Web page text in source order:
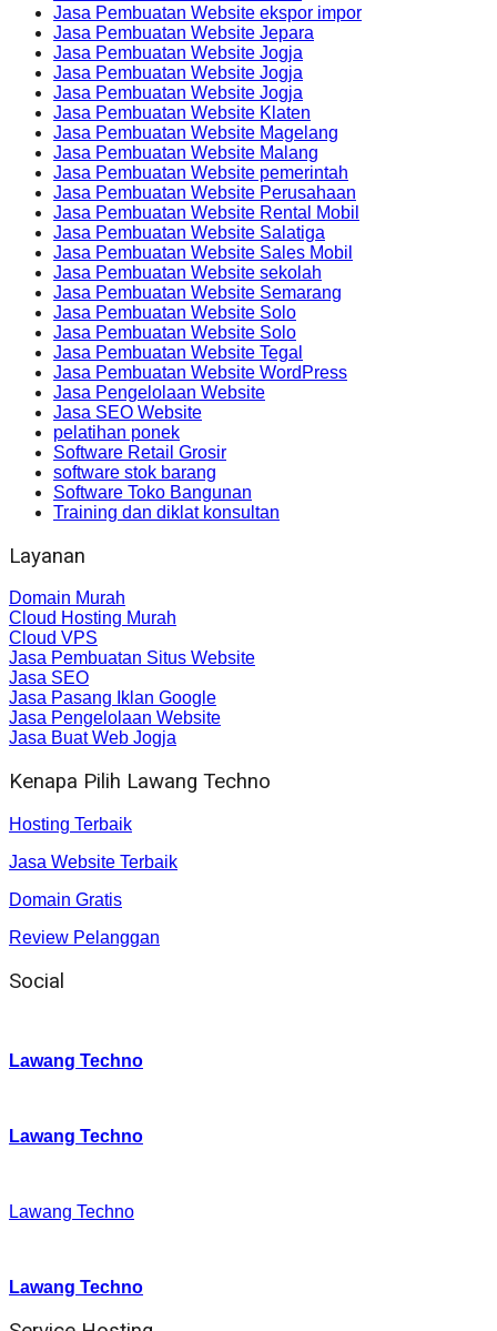
Jasa Pembuatan Website ekspor impor
Jasa Pembuatan Website Jepara
Jasa Pembuatan Website Jogja
Jasa Pembuatan Website Jogja
Jasa Pembuatan Website Jogja
Jasa Pembuatan Website Klaten
Jasa Pembuatan Website Magelang
Jasa Pembuatan Website Malang
Jasa Pembuatan Website pemerintah
Jasa Pembuatan Website Perusahaan
Jasa Pembuatan Website Rental Mobil
Jasa Pembuatan Website Salatiga
Jasa Pembuatan Website Sales Mobil
Jasa Pembuatan Website sekolah
Jasa Pembuatan Website Semarang
Jasa Pembuatan Website Solo
Jasa Pembuatan Website Solo
Jasa Pembuatan Website Tegal
Jasa Pembuatan Website WordPress
Jasa Pengelolaan Website
Jasa SEO Website
pelatihan ponek
Software Retail Grosir
software stok barang
Software Toko Bangunan
Training dan diklat konsultan
Layanan
Domain Murah
Cloud Hosting Murah
Cloud VPS
Jasa Pembuatan Situs Website
Jasa SEO
Jasa Pasang Iklan Google
Jasa Pengelolaan Website
Jasa Buat Web Jogja
Kenapa Pilih Lawang Techno
Hosting Terbaik
Jasa Website Terbaik
Domain Gratis
Review Pelanggan
Social
Lawang Techno
Lawang Techno
Lawang Techno
Lawang Techno